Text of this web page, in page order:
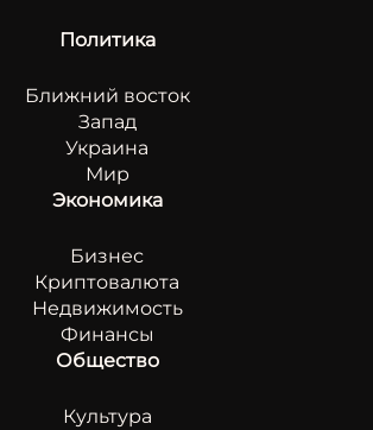
Политика
Ближний восток
Запад
Украина
Мир
Экономика
Бизнес
Криптовалюта
Недвижимость
Финансы
Общество
Культура